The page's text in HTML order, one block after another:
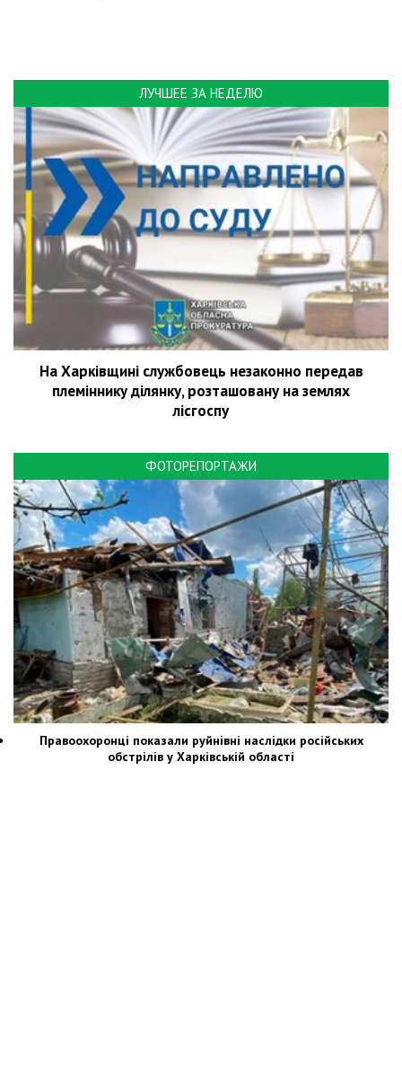
ЛУЧШЕЕ ЗА НЕДЕЛЮ
На Харківщині службовець незаконно передав
племіннику ділянку, розташовану на землях
лісгоспу
ФОТОРЕПОРТАЖИ
Правоохоронці показали руйнівні наслідки російських
обстрілів у Харківській області